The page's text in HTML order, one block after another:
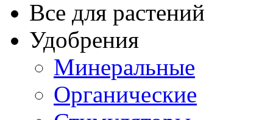
Все для растений
Удобрения
Минеральные
Органические